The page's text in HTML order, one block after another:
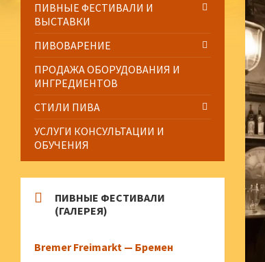
ПИВНЫЕ ФЕСТИВАЛИ И
ВЫСТАВКИ
ПИВОВАРЕНИЕ
ПРОДАЖА ОБОРУДОВАНИЯ И
ИНГРЕДИЕНТОВ
СТИЛИ ПИВА
УСЛУГИ КОНСУЛЬТАЦИИ И
ОБУЧЕНИЯ
ПИВНЫЕ ФЕСТИВАЛИ
(ГАЛЕРЕЯ)
Bremer Freimarkt — Бремен